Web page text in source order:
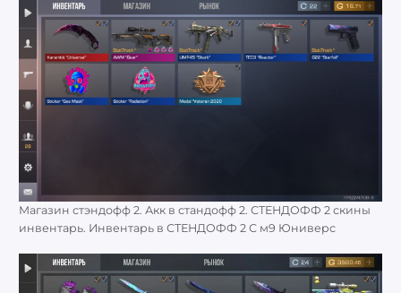
Магазин стэндофф 2. Акк в стандофф 2. СТЕНДОФФ 2 скины
инвентарь. Инвентарь в СТЕНДОФФ 2 С м9 Юниверс